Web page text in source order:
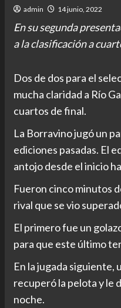
admin 14 junio, 2022
En su segunda
a la clasificación a
Dos de dos para el
mucha claridad a Río
cuartos de final.
La Borravino jugó un
ediciones pasadas. El
antojo desde el inicio
Fueron cinco minutos
rival que se vio
El primero fue un
para que este último
En la jugada siguiente,
recuperó la pelota y le
noche.